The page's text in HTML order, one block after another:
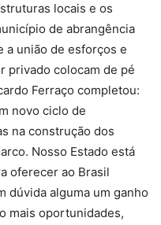
locais e os
de abrangência
a união de esforços e
privado colocam de pé
Ferraço completou:
novo ciclo de
na construção dos
Nosso Estado está
oferecer ao Brasil
dúvida alguma um ganho
mais oportunidades,